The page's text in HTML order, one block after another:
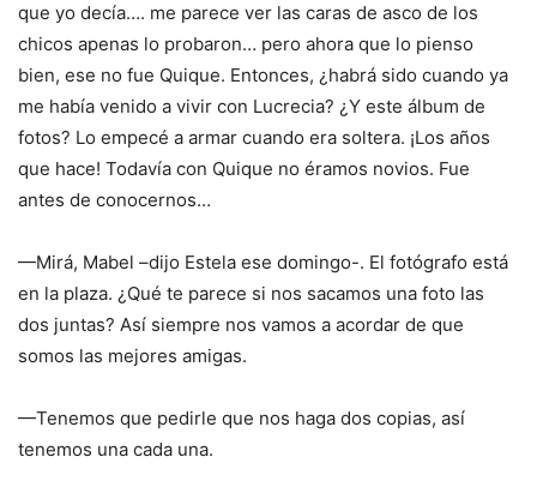
que yo decía…. me parece ver las caras de asco de los
chicos apenas lo probaron… pero ahora que lo pienso
bien, ese no fue Quique. Entonces, ¿habrá sido cuando ya
me había venido a vivir con Lucrecia? ¿Y este álbum de
fotos? Lo empecé a armar cuando era soltera. ¡Los años
que hace! Todavía con Quique no éramos novios. Fue
antes de conocernos…
—Mirá, Mabel –dijo Estela ese domingo-. El fotógrafo está
en la plaza. ¿Qué te parece si nos sacamos una foto las
dos juntas? Así siempre nos vamos a acordar de que
somos las mejores amigas.
—Tenemos que pedirle que nos haga dos copias, así
tenemos una cada una.